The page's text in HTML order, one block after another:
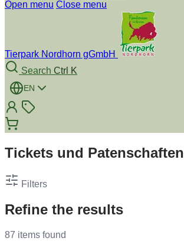
Open menu Close menu
Tierpark Nordhorn gGmbH
Search Ctrl K
EN
Tickets und Patenschaften
Filters
Refine the results
87 items found